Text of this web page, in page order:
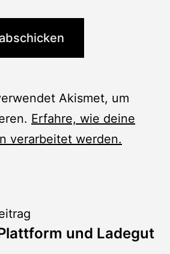
Akismet, um
Erfahre, wie deine
verarbeitet werden.
und Ladegut